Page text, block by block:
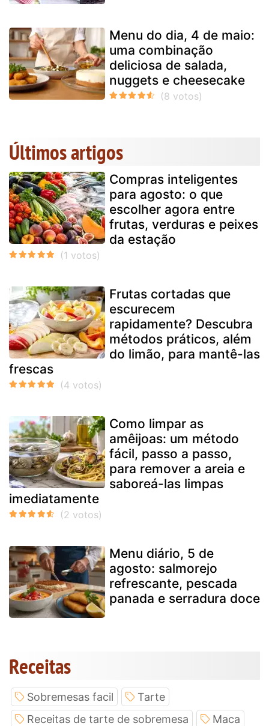
Menu do dia, 4 de maio:
uma combinação
deliciosa de salada,
nuggets e cheesecake
Últimos artigos
Compras inteligentes
para agosto: o que
escolher agora entre
frutas, verduras e peixes
da estação
Frutas cortadas que
escurecem
rapidamente? Descubra
métodos práticos, além
do limão, para mantê-las
frescas
Como limpar as
amêijoas: um método
fácil, passo a passo,
para remover a areia e
saboreá-las limpas
imediatamente
Menu diário, 5 de
agosto: salmorejo
refrescante, pescada
panada e serradura doce
Receitas
Sobremesas facil
Tarte
Receitas de tarte de sobremesa
Maca